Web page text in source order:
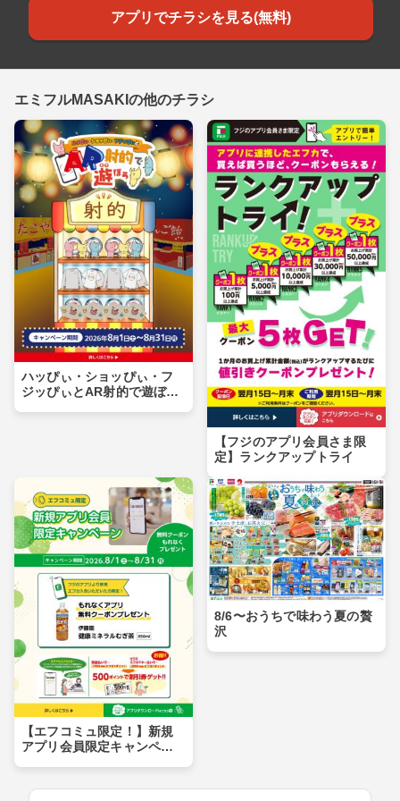
アプリでチラシを見る(無料)
エミフルMASAKIの他のチラシ
ハッぴぃ・ショッぴぃ・フ
ジッぴぃとAR射的で遊ぼ
【フジのアプリ会員さま限
定】ランクアップトライ
【エフコミュ限定！】新規
アプリ会員限定キャンペー
8/6〜おうちで味わう夏の贅
沢